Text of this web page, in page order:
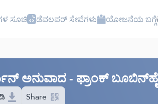
ಸೂಚಿ ಡೆವಲಪರ್ ಸೇವೆಗಳು ಯೋಜನೆಯ ಬಗ್ಗೆ
ಅನುವಾದ - ಫ್ರಾಂಕ್
Share